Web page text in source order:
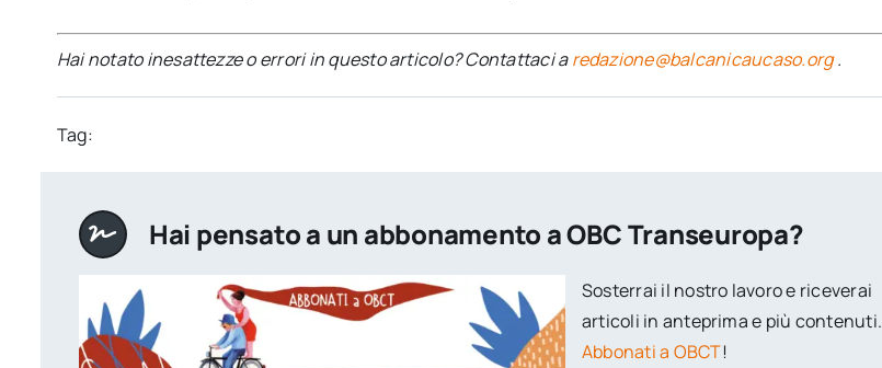
Hai notato inesattezze o errori in questo articolo? Contattaci aredazione@balcanicaucaso.org.
Tag:
Hai pensato a un abbonamento a OBC Transeuropa?
Sosterrai il nostro lavoro e riceverai
articoli in anteprima e più contenuti.
Abbonati a OBCT!